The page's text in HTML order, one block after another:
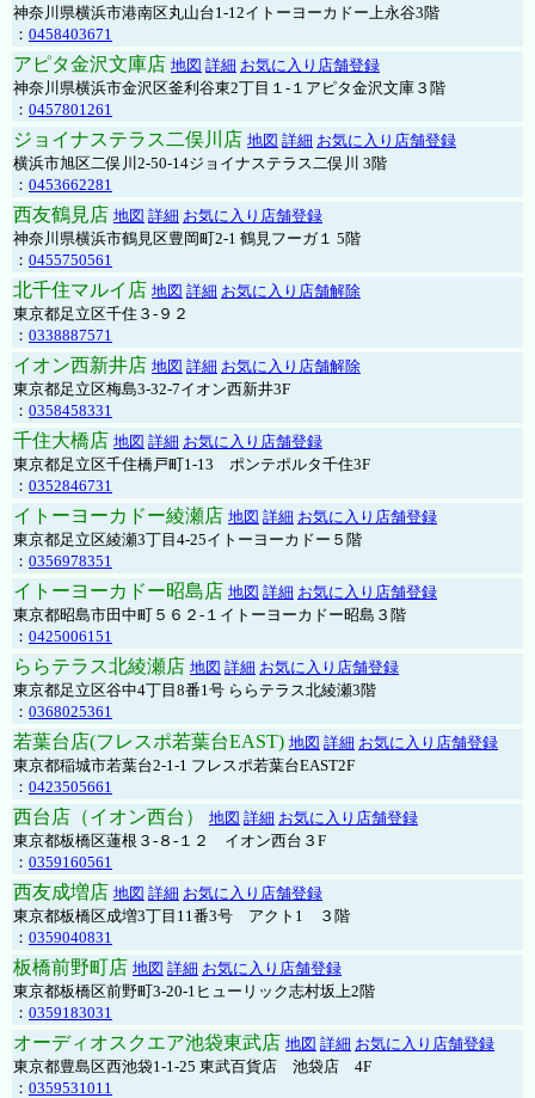
神奈川県横浜市港南区丸山台1-12イトーヨーカドー上永谷3階
： 0458403671
アピタ金沢文庫店 地図 詳細 お気に入り店舗登録
神奈川県横浜市金沢区釜利谷東2丁目１-１アピタ金沢文庫３階
： 0457801261
ジョイナステラス二俣川店 地図 詳細 お気に入り店舗登録
横浜市旭区二俣川2-50-14ジョイナステラス二俣川 3階
： 0453662281
西友鶴見店 地図 詳細 お気に入り店舗登録
神奈川県横浜市鶴見区豊岡町2-1 鶴見フーガ１ 5階
： 0455750561
北千住マルイ店 地図 詳細 お気に入り店舗解除
東京都足立区千住３-９２
： 0338887571
イオン西新井店 地図 詳細 お気に入り店舗解除
東京都足立区梅島3-32-7イオン西新井3F
： 0358458331
千住大橋店 地図 詳細 お気に入り店舗登録
東京都足立区千住橋戸町1-13 ポンテポルタ千住3F
： 0352846731
イトーヨーカドー綾瀬店 地図 詳細 お気に入り店舗登録
東京都足立区綾瀬3丁目4-25イトーヨーカドー５階
： 0356978351
イトーヨーカドー昭島店 地図 詳細 お気に入り店舗登録
東京都昭島市田中町５６２-１イトーヨーカドー昭島３階
： 0425006151
ららテラス北綾瀬店 地図 詳細 お気に入り店舗登録
東京都足立区谷中4丁目8番1号 ららテラス北綾瀬3階
： 0368025361
若葉台店(フレスポ若葉台EAST) 地図 詳細 お気に入り店舗登録
東京都稲城市若葉台2-1-1 フレスポ若葉台EAST2F
： 0423505661
西台店（イオン西台） 地図 詳細 お気に入り店舗登録
東京都板橋区蓮根３-８-１２ イオン西台３F
： 0359160561
西友成増店 地図 詳細 お気に入り店舗登録
東京都板橋区成増3丁目11番3号 アクト1 ３階
： 0359040831
板橋前野町店 地図 詳細 お気に入り店舗登録
東京都板橋区前野町3-20-1ヒューリック志村坂上2階
： 0359183031
オーディオスクエア池袋東武店 地図 詳細 お気に入り店舗登録
東京都豊島区西池袋1-1-25 東武百貨店 池袋店 4F
： 0359531011